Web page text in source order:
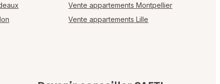
Vente appartements Montpellier
Vente appartements Lille